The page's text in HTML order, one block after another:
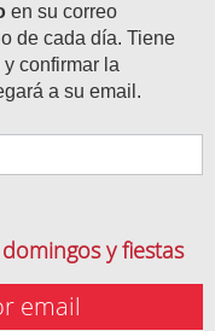
en su correo
de cada día. Tiene
confirmar la
a su email.
y fiestas
email